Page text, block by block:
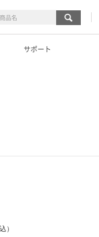
マイページ
カート
サポート
）